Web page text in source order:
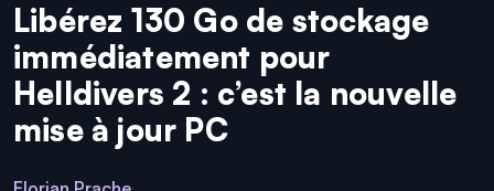
Libérez 130 Go de stockage
immédiatement pour
Helldivers 2 : c’est la nouvelle
mise à jour PC